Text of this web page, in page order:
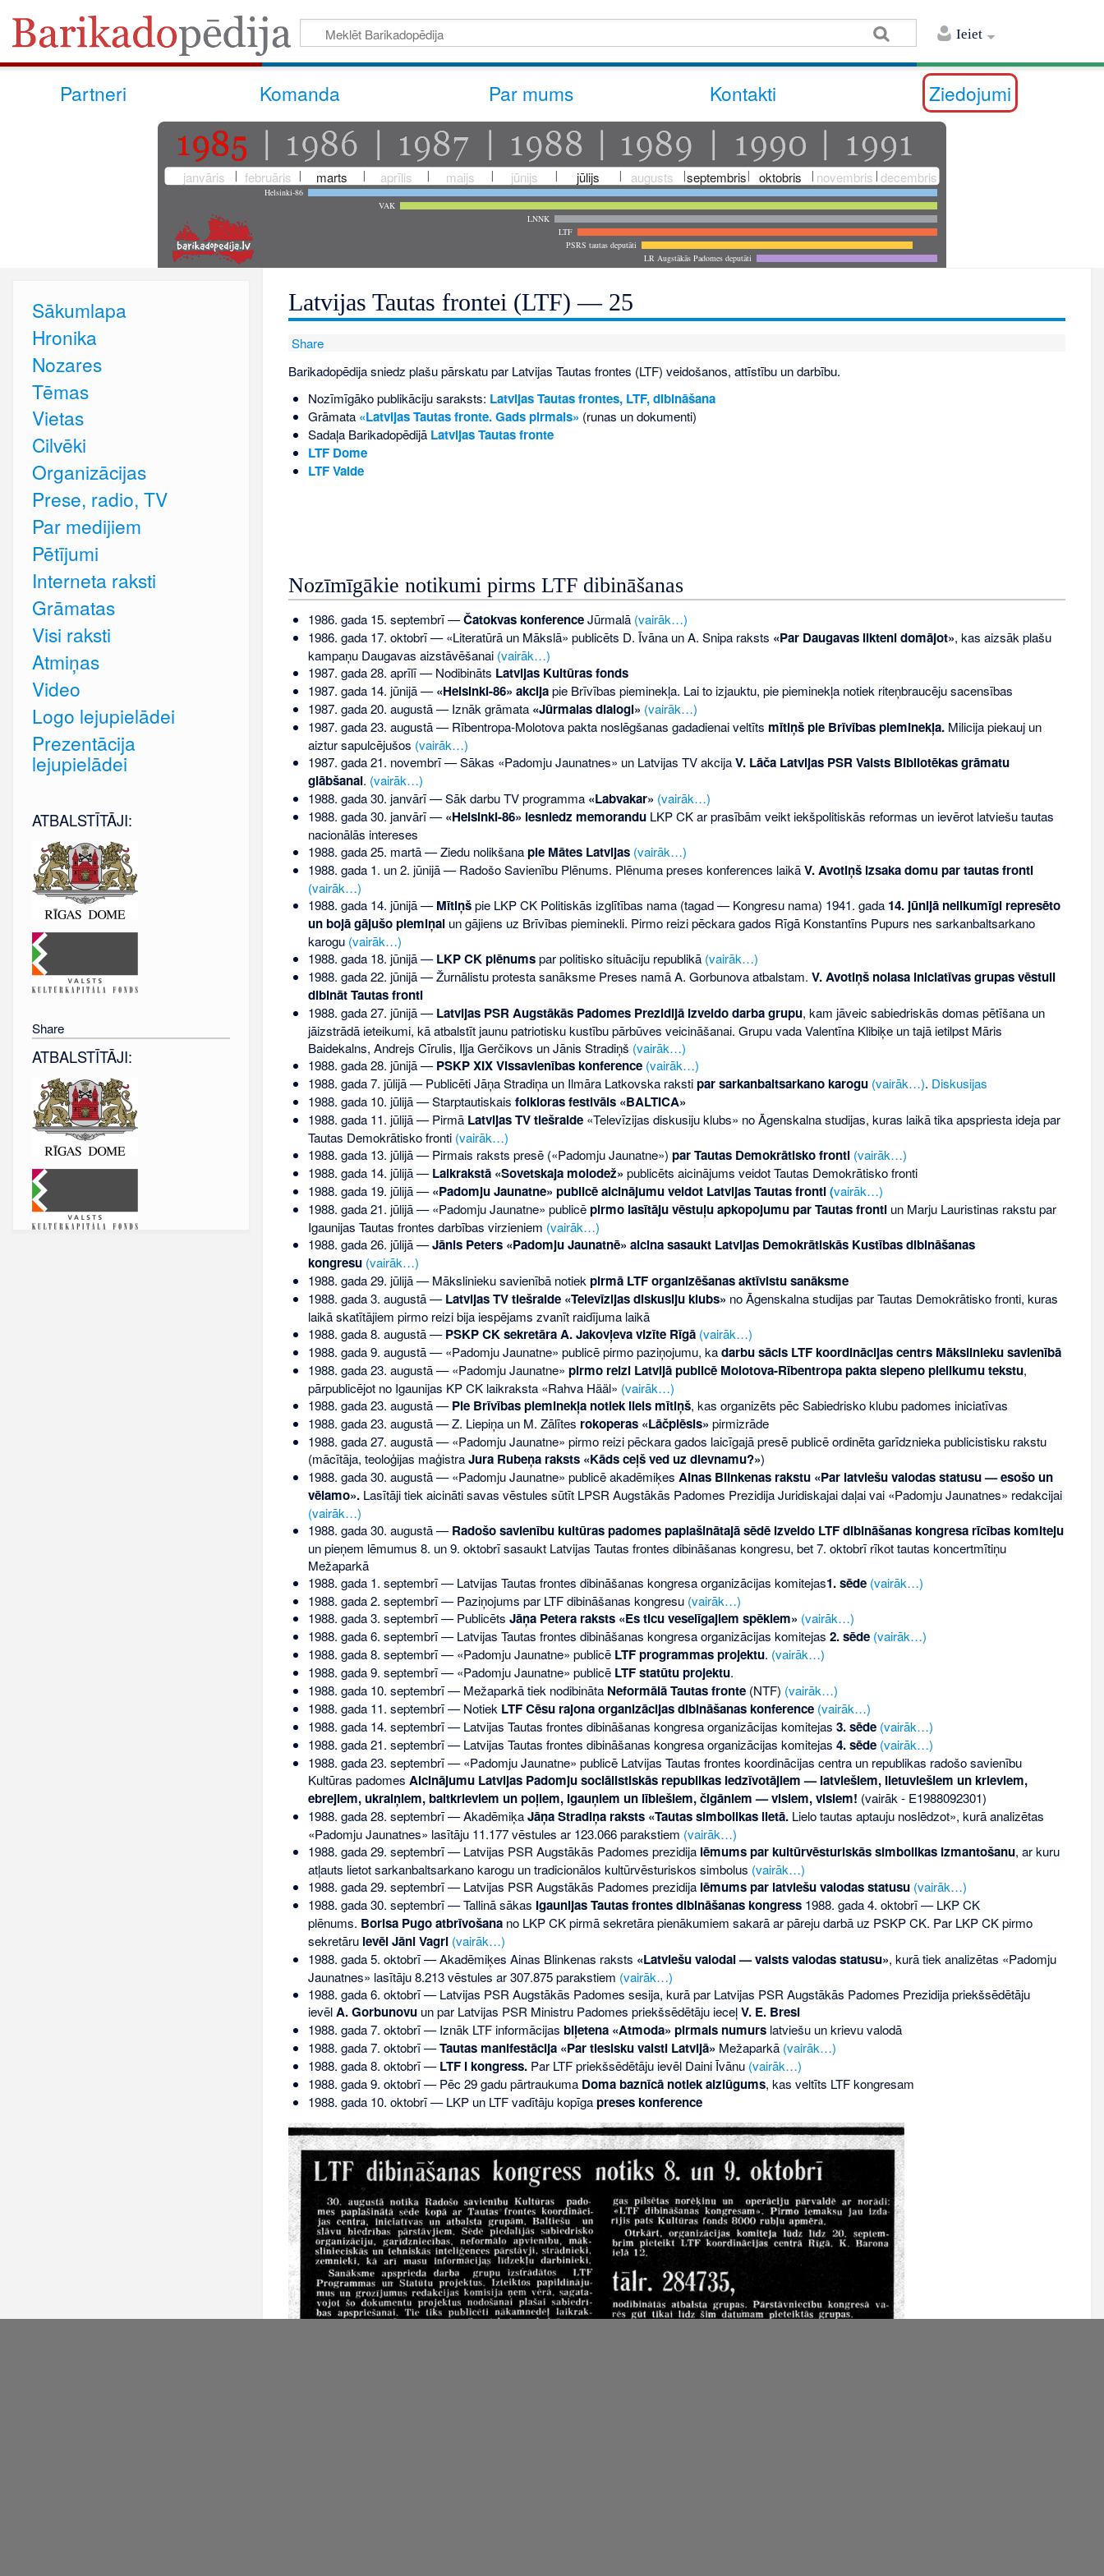
Ieiet
Partneri Komanda Par mums Kontakti Ziedojumi
janvāris februāris marts aprīlis maijs jūnijs jūlijs augusts septembris oktobris novembris decembris
Helsinki-86
VAK
LNNK
LTF
PSRS tautas deputāti
LR Augstākās Padomes deputāti
Latvijas Tautas frontei (LTF) — 25
Share
Barikadopēdija sniedz plašu pārskatu par Latvijas Tautas frontes (LTF) veidošanos, attīstību un darbību.
Nozīmīgāko publikāciju saraksts: Latvijas Tautas frontes, LTF, dibināšana
Grāmata «Latvijas Tautas fronte. Gads pirmais» (runas un dokumenti)
Sadaļa Barikadopēdijā Latvijas Tautas fronte
LTF Dome
LTF Valde
Nozīmīgākie notikumi pirms LTF dibināšanas
1986. gada 15. septembrī —Čatokvas konferenceJūrmalā (vairāk…)
1986. gada 17. oktobrī — «Literatūrā un Mākslā» publicēts D. Īvāna un A. Snipa raksts «Par Daugavas likteni domājot», kas aizsāk plašu
kampaņu Daugavas aizstāvēšanai (vairāk…)
1987. gada 28. aprīlī — Nodibināts Latvijas Kultūras fonds
1987. gada 14. jūnijā —«Helsinki-86» akcijapie Brīvības pieminekļa. Lai to izjauktu, pie pieminekļa notiek riteņbraucēju sacensības
1987. gada 20. augustā — Iznāk grāmata «Jūrmalas dialogi» (vairāk…)
1987. gada 23. augustā — Rībentropa-Molotova pakta noslēgšanas gadadienai veltīts mītiņš pie Brīvības pieminekļa.Milicija piekauj un
aiztur sapulcējušos (vairāk…)
1987. gada 21. novembrī — Sākas «Padomju Jaunatnes» un Latvijas TV akcijaV. Lāča Latvijas PSR Valsts Bibliotēkas grāmatu
glābšanai. (vairāk…)
1988. gada 30. janvārī — Sāk darbu TV programma «Labvakar» (vairāk…)
1988. gada 30. janvārī —«Helsinki-86» iesniedz memoranduLKP CK ar prasībām veikt iekšpolitiskās reformas un ievērot latviešu tautas
nacionālās intereses
1988. gada 25. martā — Ziedu nolikšanapie Mātes Latvijas (vairāk…)
1988. gada 1. un 2. jūnijā — Radošo Savienību Plēnums. Plēnuma preses konferences laikāV. Avotiņš izsaka domu par tautas fronti
(vairāk…)
1988. gada 14. jūnijā —Mītiņšpie LKP CK Politiskās izglītības nama (tagad — Kongresu nama) 1941. gada 14. jūnijā nelikumīgi represēto
un bojā gājušo piemiņai un gājiens uz Brīvības pieminekli. Pirmo reizi pēckara gados Rīgā Konstantīns Pupurs nes sarkanbaltsarkano
karogu (vairāk…)
1988. gada 18. jūnijā —LKP CK plēnumspar politisko situāciju republikā (vairāk…)
1988. gada 22. jūnijā — Žurnālistu protesta sanāksme Preses namā A. Gorbunova atbalstam. V. Avotiņš nolasa iniciatīvas grupas vēstuli
dibināt Tautas fronti
1988. gada 27. jūnijā —Latvijas PSR Augstākās Padomes Prezidijā izveido darba grupu, kam jāveic sabiedriskās domas pētīšana un
jāizstrādā ieteikumi, kā atbalstīt jaunu patriotisku kustību pārbūves veicināšanai. Grupu vada Valentīna Klibiķe un tajā ietilpst Māris
Baidekalns, Andrejs Cīrulis, Iļja Gerčikovs un Jānis Stradiņš (vairāk…)
1988. gada 28. jūnijā —PSKP XIX Vissavienības konference (vairāk…)
1988. gada 7. jūlijā — Publicēti Jāņa Stradiņa un Ilmāra Latkovska rakstipar sarkanbaltsarkano karogu (vairāk…). Diskusijas
1988. gada 10. jūlijā — Starptautiskais folkloras festivāls «BALTICA»
1988. gada 11. jūlijā — Pirmā Latvijas TV tiešraide «Televīzijas diskusiju klubs» no Āgenskalna studijas, kuras laikā tika apspriesta ideja par
Tautas Demokrātisko fronti (vairāk…)
1988. gada 13. jūlijā — Pirmais raksts presē («Padomju Jaunatne») par Tautas Demokrātisko fronti (vairāk…)
1988. gada 14. jūlijā —Laikrakstā «Sovetskaja molodež» publicēts aicinājums veidot Tautas Demokrātisko fronti
1988. gada 19. jūlijā —«Padomju Jaunatne» publicē aicinājumu veidot Latvijas Tautas fronti(vairāk…)
1988. gada 21. jūlijā — «Padomju Jaunatne» publicēpirmo lasītāju vēstuļu apkopojumu par Tautas frontiun Marju Lauristinas rakstu par
Igaunijas Tautas frontes darbības virzieniem (vairāk…)
1988. gada 26. jūlijā —Jānis Peters «Padomju Jaunatnē» aicina sasaukt Latvijas Demokrātiskās Kustības dibināšanas
kongresu (vairāk…)
1988. gada 29. jūlijā — Mākslinieku savienībā notiekpirmā LTF organizēšanas aktīvistu sanāksme
1988. gada 3. augustā —Latvijas TV tiešraide «Televīzijas diskusiju klubs» no Āgenskalna studijas par Tautas Demokrātisko fronti, kuras
laikā skatītājiem pirmo reizi bija iespējams zvanīt raidījuma laikā
1988. gada 8. augustā —PSKP CK sekretāra A. Jakovļeva vizīte Rīgā (vairāk…)
1988. gada 9. augustā — «Padomju Jaunatne» publicē pirmo paziņojumu, kadarbu sācis LTF koordinācijas centrs Mākslinieku savienībā
1988. gada 23. augustā — «Padomju Jaunatne» pirmo reizi Latvijā publicē Molotova-Rībentropa pakta slepeno pielikumu tekstu,
pārpublicējot no Igaunijas KP CK laikraksta «Rahva Hääl» (vairāk…)
1988. gada 23. augustā —Pie Brīvības pieminekļa notiek liels mītiņš, kas organizēts pēc Sabiedrisko klubu padomes iniciatīvas
1988. gada 23. augustā — Z. Liepiņa un M. Zālītes rokoperas «Lāčplēsis» pirmizrāde
1988. gada 27. augustā — «Padomju Jaunatne» pirmo reizi pēckara gados laicīgajā presē publicē ordinēta garīdznieka publicistisku rakstu
(mācītāja, teoloģijas maģistraJura Rubeņa raksts «Kāds ceļš ved uz dievnamu?»)
1988. gada 30. augustā — «Padomju Jaunatne» publicē akadēmiķes Ainas Blinkenas rakstu «Par latviešu valodas statusu — esošo un
vēlamo».Lasītāji tiek aicināti savas vēstules sūtīt LPSR Augstākās Padomes Prezidija Juridiskajai daļai vai «Padomju Jaunatnes» redakcijai
(vairāk…)
1988. gada 30. augustā —Radošo savienību kultūras padomes paplašinātajā sēdē izveido LTF dibināšanas kongresa rīcības komiteju
un pieņem lēmumus 8. un 9. oktobrī sasaukt Latvijas Tautas frontes dibināšanas kongresu, bet 7. oktobrī rīkot tautas koncertmītiņu
Mežaparkā
1988. gada 1. septembrī — Latvijas Tautas frontes dibināšanas kongresa organizācijas komitejas1. sēde (vairāk…)
1988. gada 2. septembrī — Paziņojums par LTF dibināšanas kongresu (vairāk…)
1988. gada 3. septembrī — Publicēts Jāņa Petera raksts «Es ticu veselīgajiem spēkiem» (vairāk…)
1988. gada 6. septembrī — Latvijas Tautas frontes dibināšanas kongresa organizācijas komitejas 2. sēde (vairāk…)
1988. gada 8. septembrī — «Padomju Jaunatne» publicē LTF programmas projektu. (vairāk…)
1988. gada 9. septembrī — «Padomju Jaunatne» publicē LTF statūtu projektu.
1988. gada 10. septembrī — Mežaparkā tiek nodibināta Neformālā Tautas fronte(NTF) (vairāk…)
1988. gada 11. septembrī — Notiek LTF Cēsu rajona organizācijas dibināšanas konference (vairāk…)
1988. gada 14. septembrī — Latvijas Tautas frontes dibināšanas kongresa organizācijas komitejas 3. sēde (vairāk…)
1988. gada 21. septembrī — Latvijas Tautas frontes dibināšanas kongresa organizācijas komitejas 4. sēde (vairāk…)
1988. gada 23. septembrī — «Padomju Jaunatne» publicē Latvijas Tautas frontes koordinācijas centra un republikas radošo savienību
Kultūras padomes Aicinājumu Latvijas Padomju sociālistiskās republikas iedzīvotājiem — latviešiem, lietuviešiem un krieviem,
ebrejiem, ukraiņiem, baltkrieviem un poļiem, igauņiem un lībiešiem, čigāniem — visiem, visiem! (vairāk - E1988092301)
1988. gada 28. septembrī — AkadēmiķaJāņa Stradiņa raksts «Tautas simbolikas lietā. Lielo tautas aptauju noslēdzot», kurā analizētas
«Padomju Jaunatnes» lasītāju 11.177 vēstules ar 123.066 parakstiem (vairāk…)
1988. gada 29. septembrī — Latvijas PSR Augstākās Padomes prezidija lēmums par kultūrvēsturiskās simbolikas izmantošanu, ar kuru
atļauts lietot sarkanbaltsarkano karogu un tradicionālos kultūrvēsturiskos simbolus (vairāk…)
1988. gada 29. septembrī — Latvijas PSR Augstākās Padomes prezidija lēmums par latviešu valodas statusu (vairāk…)
1988. gada 30. septembrī — Tallinā sākas Igaunijas Tautas frontes dibināšanas kongress1988. gada 4. oktobrī — LKP CK
plēnums. Borisa Pugo atbrīvošanano LKP CK pirmā sekretāra pienākumiem sakarā ar pāreju darbā uz PSKP CK. Par LKP CK pirmo
sekretāru ievēl Jāni Vagri (vairāk…)
1988. gada 5. oktobrī — Akadēmiķes Ainas Blinkenas raksts «Latviešu valodai — valsts valodas statusu», kurā tiek analizētas «Padomju
Jaunatnes» lasītāju 8.213 vēstules ar 307.875 parakstiem (vairāk…)
1988. gada 6. oktobrī — Latvijas PSR Augstākās Padomes sesija, kurā par Latvijas PSR Augstākās Padomes Prezidija priekšsēdētāju
ievēlA. Gorbunovuun par Latvijas PSR Ministru Padomes priekšsēdētāju ieceļV. E. Bresi
1988. gada 7. oktobrī — Iznāk LTF informācijas biļetena «Atmoda» pirmais numurs latviešu un krievu valodā
1988. gada 7. oktobrī —Tautas manifestācija «Par tiesisku valsti Latvijā» Mežaparkā (vairāk…)
1988. gada 8. oktobrī —LTF I kongress.Par LTF priekšsēdētāju ievēl Daini Īvānu (vairāk…)
1988. gada 9. oktobrī — Pēc 29 gadu pārtraukuma Doma baznīcā notiek aizlūgums, kas veltīts LTF kongresam
1988. gada 10. oktobrī — LKP un LTF vadītāju kopīgapreses konference
Sākumlapa
Hronika
Nozares
Tēmas
Vietas
Cilvēki
Organizācijas
Prese, radio, TV
Par medijiem
Pētījumi
Interneta raksti
Grāmatas
Visi raksti
Atmiņas
Video
Logo lejupielādei
Prezentācija
lejupielādei
ATBALSTĪTĀJI:
Share
ATBALSTĪTĀJI: